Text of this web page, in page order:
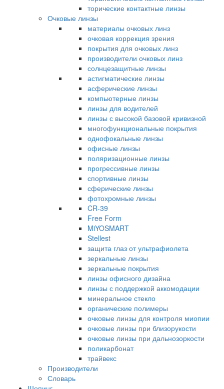
торические контактные линзы
Очковые линзы
материалы очковых линз
очковая коррекция зрения
покрытия для очковых линз
производители очковых линз
солнцезащитные линзы
астигматические линзы
асферические линзы
компьютерные линзы
линзы для водителей
линзы с высокой базовой кривизной
многофункциональные покрытия
однофокальные линзы
офисные линзы
поляризационные линзы
прогрессивные линзы
спортивные линзы
сферические линзы
фотохромные линзы
CR-39
Free Form
MiYOSMART
Stellest
защита глаз от ультрафиолета
зеркальные линзы
зеркальные покрытия
линзы офисного дизайна
линзы с поддержкой аккомодации
минеральное стекло
органические полимеры
очковые линзы для контроля миопии
очковые линзы при близорукости
очковые линзы при дальнозоркости
поликарбонат
трайвекс
Производители
Словарь